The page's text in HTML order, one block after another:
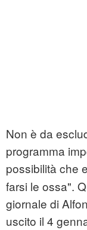
Non è da
programma
possibilità che
farsi le ossa".
giornale di
uscito il 4